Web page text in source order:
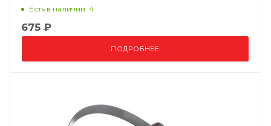
Есть в наличии: 4
675 ₽
ПОДРОБНЕЕ